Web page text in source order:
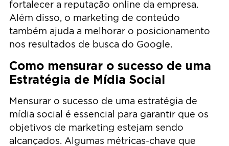
fortalecer a reputação online da empresa.
Além disso, o marketing de conteúdo
também ajuda a melhorar o posicionamento
nos resultados de busca do Google.
Como mensurar o sucesso de uma
Estratégia de Mídia Social
Mensurar o sucesso de uma estratégia de
mídia social é essencial para garantir que os
objetivos de marketing estejam sendo
alcançados. Algumas métricas-chave que